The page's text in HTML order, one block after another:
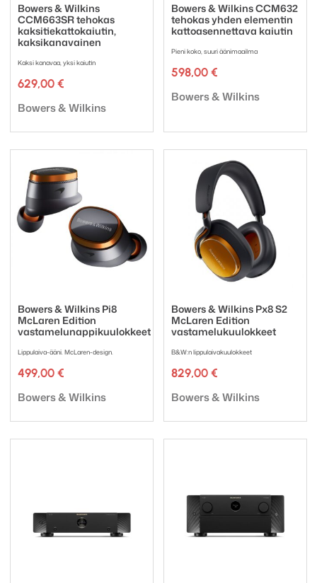
Bowers & Wilkins
CCM663SR tehokas
kaksitiekattokaiutin,
kaksikanavainen
Kaksi kanavaa, yksi kaiutin
629,00 €
Tuotemerkki:
Bowers & Wilkins
Bowers & Wilkins CCM632
tehokas yhden elementin
kattoasennettava kaiutin
Pieni koko, suuri äänimaailma
598,00 €
Tuotemerkki:
Bowers & Wilkins
Bowers & Wilkins Pi8
McLaren Edition
vastamelunappikuulokkeet
Lippulaiva-ääni. McLaren-design.
499,00 €
Tuotemerkki:
Bowers & Wilkins
Bowers & Wilkins Px8 S2
McLaren Edition
vastamelukuulokkeet
B&W:n lippulaivakuulokkeet
829,00 €
Tuotemerkki:
Bowers & Wilkins